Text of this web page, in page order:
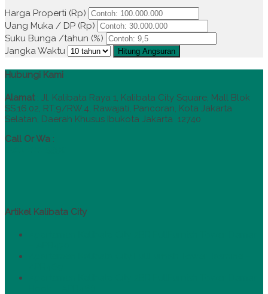
Harga Properti (Rp)
Uang Muka / DP (Rp)
Suku Bunga /tahun (%)
Jangka Waktu
Hitung Angsuran
Hubungi Kami
Alamat: Jl. Kalibata Raya 1, Kalibata City Square, Mall Blok
SS.16.02, RT.9/RW.4, Rawajati, Pancoran, Kota Jakarta
Selatan, Daerah Khusus Ibukota Jakarta 12740
Call Or Wa :
Artikel Kalibata City